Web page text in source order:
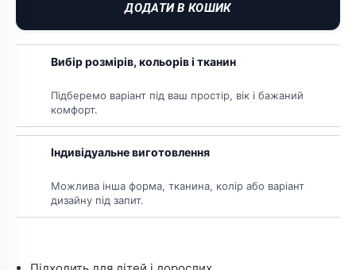
ДОДАТИ В КОШИК
Вибір розмірів, кольорів і тканин
Підберемо варіант під ваш простір, вік і бажаний
комфорт.
Індивідуальне виготовлення
Можлива інша форма, тканина, колір або варіант
дизайну під запит.